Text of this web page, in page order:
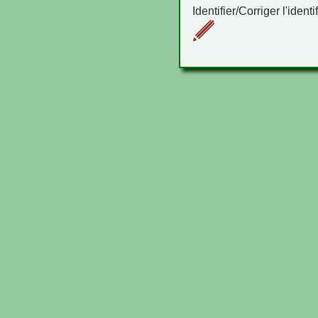
Identifier/Corriger